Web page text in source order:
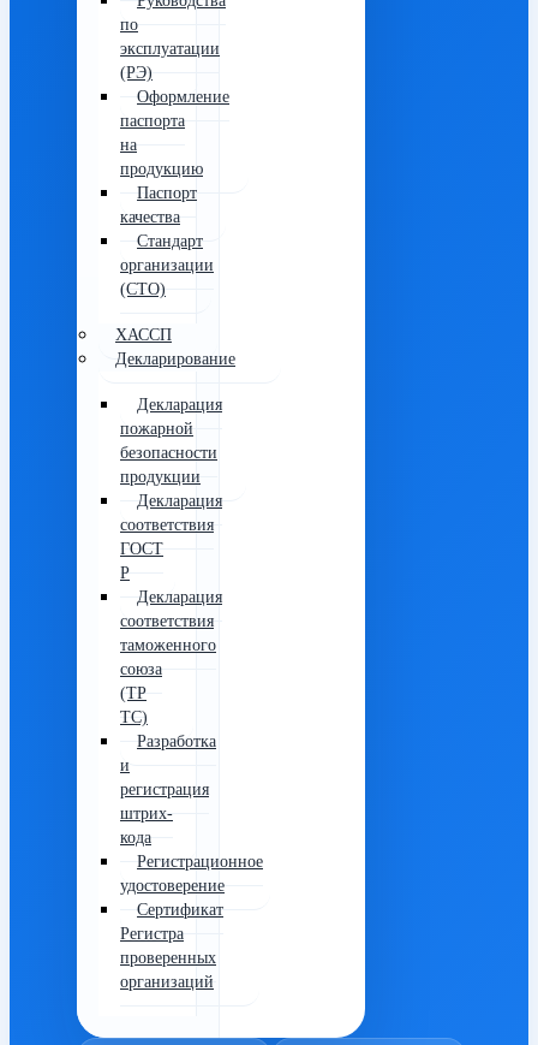
Руководства
по
эксплуатации
(РЭ)
Оформление
паспорта
на
продукцию
Паспорт
качества
Стандарт
организации
(СТО)
ХАССП
Декларирование
Декларация
пожарной
безопасности
продукции
Декларация
соответствия
ГОСТ
Р
Декларация
соответствия
таможенного
союза
(ТР
ТС)
Разработка
и
регистрация
штрих-
кода
Регистрационное
удостоверение
Сертификат
Регистра
проверенных
организаций